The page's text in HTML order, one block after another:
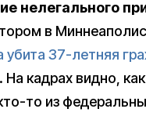
нелегального
в
убита 37-летняя
кадрах видно,
то из